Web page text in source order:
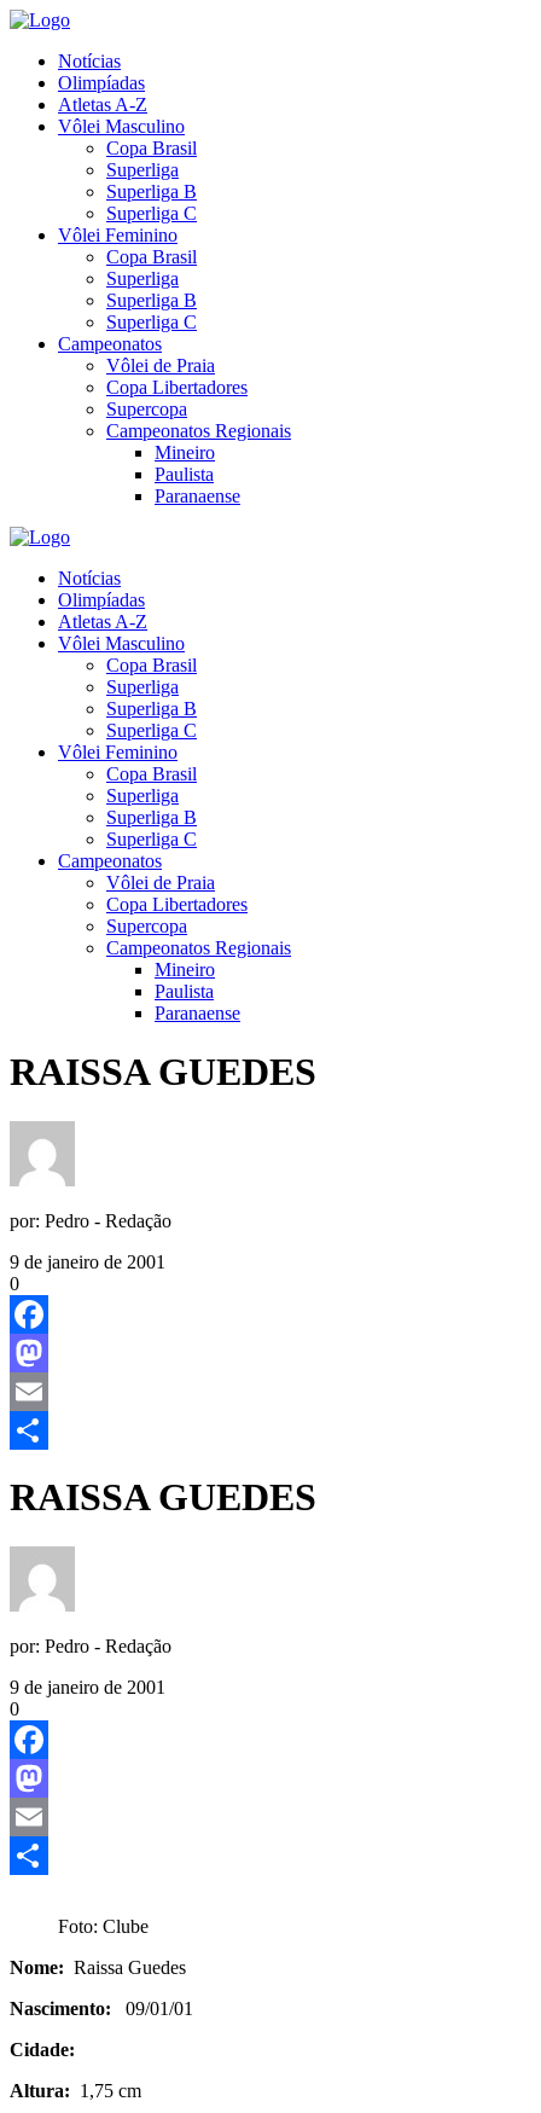
Notícias
Olimpíadas
Atletas A-Z
Vôlei Masculino
Copa Brasil
Superliga
Superliga B
Superliga C
Vôlei Feminino
Copa Brasil
Superliga
Superliga B
Superliga C
Campeonatos
Vôlei de Praia
Copa Libertadores
Supercopa
Campeonatos Regionais
Mineiro
Paulista
Paranaense
Notícias
Olimpíadas
Atletas A-Z
Vôlei Masculino
Copa Brasil
Superliga
Superliga B
Superliga C
Vôlei Feminino
Copa Brasil
Superliga
Superliga B
Superliga C
Campeonatos
Vôlei de Praia
Copa Libertadores
Supercopa
Campeonatos Regionais
Mineiro
Paulista
Paranaense
RAISSA GUEDES
por: Pedro - Redação
9 de janeiro de 2001
0
Facebook
Mastodon
Email
RAISSA GUEDES
por: Pedro - Redação
9 de janeiro de 2001
0
Facebook
Mastodon
Email
Foto: Clube
Nome: Raissa Guedes
Nascimento: 09/01/01
Cidade:
Altura: 1,75 cm